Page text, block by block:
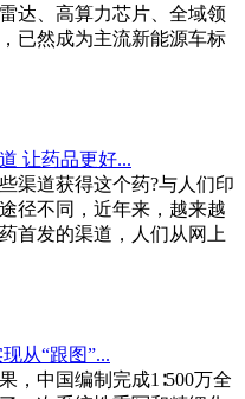
达、高算力芯片、全域领
已然成为主流新能源车标
让药品更好...
渠道获得这个药?与人们印
径不同，近年来，越来越
首发的渠道，人们从网上
从“跟图”...
，中国编制完成1∶500万全